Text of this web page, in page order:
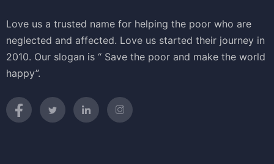
Love us a trusted name for helping the poor who are
neglected and affected. Love us started their journey in
2010. Our slogan is “ Save the poor and make the world
happy”.